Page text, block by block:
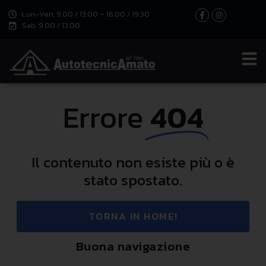
Lun-Ven: 9.00 / 13.00 – 16.00 / 19.30
Sab: 9.00 / 13.00
Errore 404
Il contenuto non esiste più o è
stato spostato.
TORNA IN HOME!
Buona navigazione